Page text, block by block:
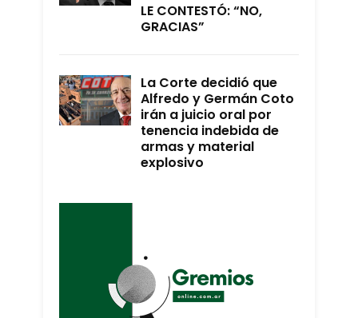
LE CONTESTÓ: “NO,
GRACIAS”
La Corte decidió que
Alfredo y Germán Coto
irán a juicio oral por
tenencia indebida de
armas y material
explosivo